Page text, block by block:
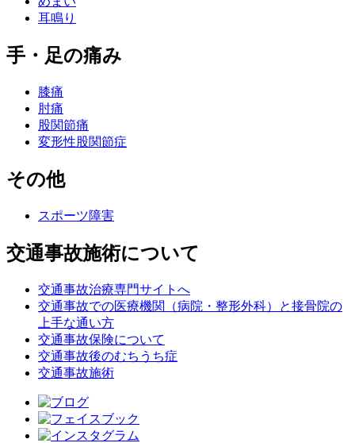
耳鳴り
手・足の痛み
膝痛
肘痛
股関節痛
変形性股関節症
その他
スポーツ障害
交通事故施術について
交通事故治療専門サイトへ
交通事故での医療機関（病院・整形外科）と接骨院の
上手な通い方
交通事故保険について
交通事故後のむちうち症
交通事故施術